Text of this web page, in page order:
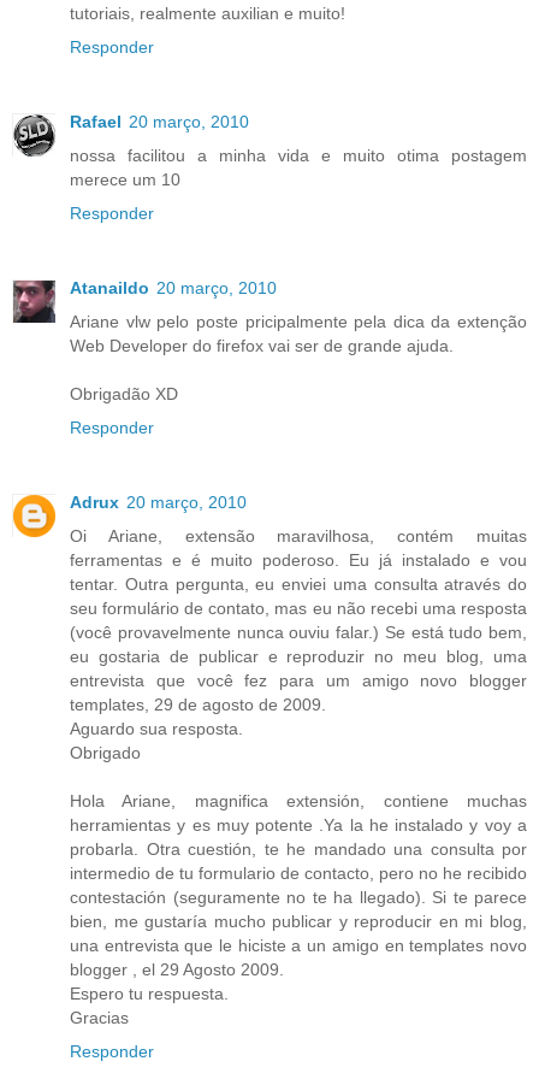
tutoriais, realmente auxilian e muito!
Responder
Rafael 20 março, 2010
nossa facilitou a minha vida e muito otima postagem
merece um 10
Responder
Atanaildo 20 março, 2010
Ariane vlw pelo poste pricipalmente pela dica da extenção
Web Developer do firefox vai ser de grande ajuda.
Obrigadão XD
Responder
Adrux 20 março, 2010
Oi Ariane, extensão maravilhosa, contém muitas
ferramentas e é muito poderoso. Eu já instalado e vou
tentar. Outra pergunta, eu enviei uma consulta através do
seu formulário de contato, mas eu não recebi uma resposta
(você provavelmente nunca ouviu falar.) Se está tudo bem,
eu gostaria de publicar e reproduzir no meu blog, uma
entrevista que você fez para um amigo novo blogger
templates, 29 de agosto de 2009.
Aguardo sua resposta.
Obrigado
Hola Ariane, magnifica extensión, contiene muchas
herramientas y es muy potente .Ya la he instalado y voy a
probarla. Otra cuestión, te he mandado una consulta por
intermedio de tu formulario de contacto, pero no he recibido
contestación (seguramente no te ha llegado). Si te parece
bien, me gustaría mucho publicar y reproducir en mi blog,
una entrevista que le hiciste a un amigo en templates novo
blogger , el 29 Agosto 2009.
Espero tu respuesta.
Gracias
Responder